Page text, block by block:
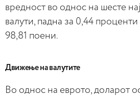
вредност во однос на шесте
валути, падна за 0,44
98,81 поени.
Движење на валутите
Во однос на еврото, доларот